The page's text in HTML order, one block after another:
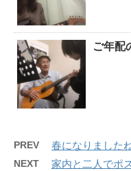
ご年配
PREV 春になりました
NEXT 家内と二人でポ